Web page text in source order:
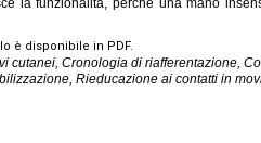
è disponibile in PDF.
cutanei, Cronologia di riafferentazione,
Rieducazione ai contatti in